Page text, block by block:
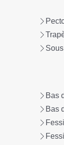
Bas
Bas